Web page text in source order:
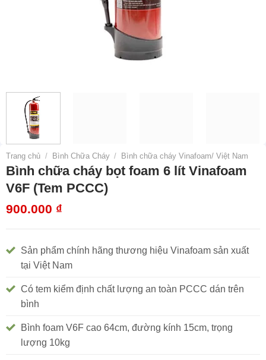
Trang chủ / Bình Chữa Cháy / Bình chữa cháy Vinafoam/ Việt Nam
Bình chữa cháy bọt foam 6 lít Vinafoam
V6F (Tem PCCC)
900.000 ₫
Sản phẩm chính hãng thương hiệu Vinafoam sản xuất
tại Việt Nam
Có tem kiểm định chất lượng an toàn PCCC dán trên
bình
Bình foam V6F cao 64cm, đường kính 15cm, trọng
lượng 10kg